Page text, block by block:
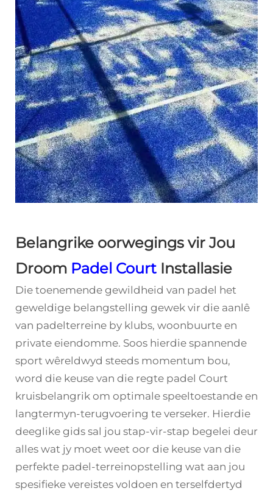
Belangrike oorwegings vir Jou
Droom Padel Court Installasie
Die toenemende gewildheid van padel het
geweldige belangstelling gewek vir die aanlê
van padelterreine by klubs, woonbuurte en
private eiendomme. Soos hierdie spannende
sport wêreldwyd steeds momentum bou,
word die keuse van die regte padel Court
kruisbelangrik om optimale speeltoestande en
langtermyn-terugvoering te verseker. Hierdie
deeglike gids sal jou stap-vir-stap begelei deur
alles wat jy moet weet oor die keuse van die
perfekte padel-terreinopstelling wat aan jou
spesifieke vereistes voldoen en terselfdertyd